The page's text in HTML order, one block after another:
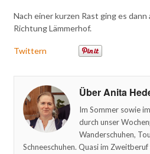
Nach einer kurzen Rast ging es
Richtung Lämmerhof.
Twittern
Über Anita
Im Sommer sowie
durch unser
Wanderschuhen,
Schneeschuhen. Quasi im